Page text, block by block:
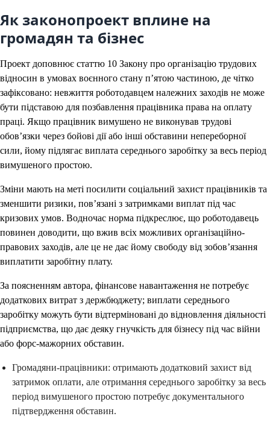
Як законопроект вплине на
громадян та бізнес
Проект доповнює статтю 10 Закону про організацію трудових
відносин в умовах воєнного стану п’ятою частиною, де чітко
зафіксовано: невжиття роботодавцем належних заходів не може
бути підставою для позбавлення працівника права на оплату
праці. Якщо працівник вимушено не виконував трудові
обов’язки через бойові дії або інші обставини непереборної
сили, йому підлягає виплата середнього заробітку за весь період
вимушеного простою.
Зміни мають на меті посилити соціальний захист працівників та
зменшити ризики, пов’язані з затримками виплат під час
кризових умов. Водночас норма підкреслює, що роботодавець
повинен доводити, що вжив всіх можливих організаційно-
правових заходів, але це не дає йому свободу від зобов’язання
виплатити заробітну плату.
За поясненням автора, фінансове навантаження не потребує
додаткових витрат з держбюджету; виплати середнього
заробітку можуть бути відтерміновані до відновлення діяльності
підприємства, що дає деяку гнучкість для бізнесу під час війни
або форс-мажорних обставин.
Громадяни-працівники: отримають додатковий захист від
затримок оплати, але отримання середнього заробітку за весь
період вимушеного простою потребує документального
підтвердження обставин.